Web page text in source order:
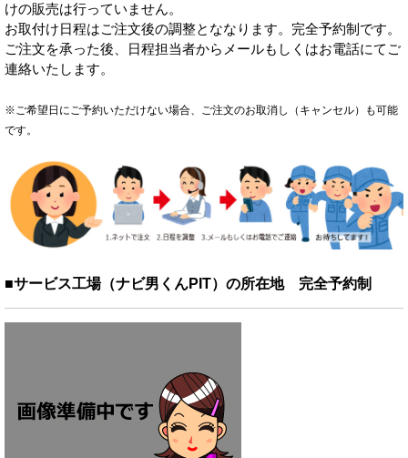
けの販売は行っていません。
お取付け日程はご注文後の調整とななります。完全予約制です。
ご注文を承った後、日程担当者からメールもしくはお電話にてご
連絡いたします。
※ご希望日にご予約いただけない場合、ご注文のお取消し（キャンセル）も可能
です。
■サービス工場（ナビ男くんPIT）の所在地 完全予約制